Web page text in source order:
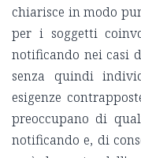
chiarisce in modo
per i soggetti
notificando nei casi
senza quindi
esigenze
preoccupano di
notificando e, di